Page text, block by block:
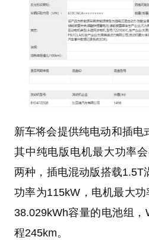
新车将会提供纯电动和插电
其中纯电版电机最大功率
两种，插电混动版搭载1.5T
功率为115kW，电机最大
38.029kWh容量的电池组
程245km。